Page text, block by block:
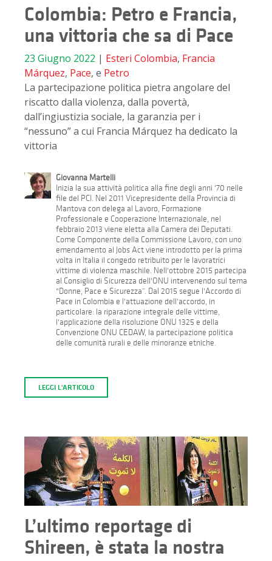
Colombia: Petro e Francia,
una vittoria che sa di Pace
23 Giugno 2022 | Esteri Colombia, Francia
Márquez, Pace, e Petro
La partecipazione politica pietra angolare del
riscatto dalla violenza, dalla povertà,
dall’ingiustizia sociale, la garanzia per i
“nessuno” a cui Francia Márquez ha dedicato la
vittoria
Giovanna Martelli
Inizia la sua attività politica alla fine degli anni '70 nelle
file del PCI. Nel 2011 Vicepresidente della Provincia di
Mantova con delega al Lavoro, Formazione
Professionale e Cooperazione Internazionale, nel
febbraio 2013 viene eletta alla Camera dei Deputati.
Come Componente della Commissione Lavoro, con uno
emendamento al Jobs Act viene introdotto per la prima
volta in Italia il congedo retribuito per le lavoratrici
vittime di violenza maschile. Nell'ottobre 2015 partecipa
al Consiglio di Sicurezza dell'ONU intervenendo sul tema
"Donne, Pace e Sicurezza”. Dal 2015 segue l'Accordo di
Pace in Colombia e l'attuazione dell'accordo, in
particolare: la riparazione integrale delle vittime,
l'applicazione della risoluzione ONU 1325 e della
Convenzione ONU CEDAW, la partecipazione politica
delle comunità rurali e delle minoranze etniche.
LEGGI L'ARTICOLO
L’ultimo reportage di
Shireen, è stata la nostra